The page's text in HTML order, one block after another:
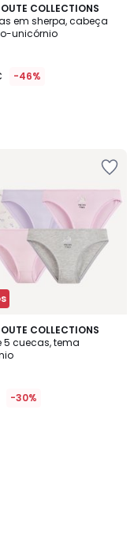
COLLECTIONS
em sherpa, cabeça
unicórnio
-46%
COLLECTIONS
5 cuecas, tema
-30%